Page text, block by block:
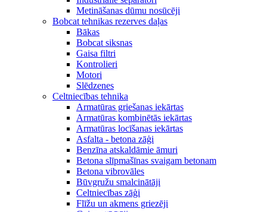
Metināšanas dūmu nosūcēji
Bobcat tehnikas rezerves daļas
Bākas
Bobcat siksnas
Gaisa filtri
Kontrolieri
Motori
Slēdzenes
Celtniecības tehnika
Armatūras griešanas iekārtas
Armatūras kombinētās iekārtas
Armatūras locīšanas iekārtas
Asfalta - betona zāģi
Benzīna atskaldāmie āmuri
Betona slīpmašīnas svaigam betonam
Betona vibrovāles
Būvgružu smalcinātāji
Celtniecības zāģi
Flīžu un akmens griezēji